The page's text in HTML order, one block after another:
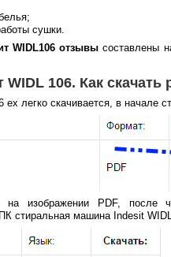
сушки.
WIDL106 отзывысоставлены
106. Как
ex легко скачивается, в начале
на изображении PDF, после
стиральная машина Indesit